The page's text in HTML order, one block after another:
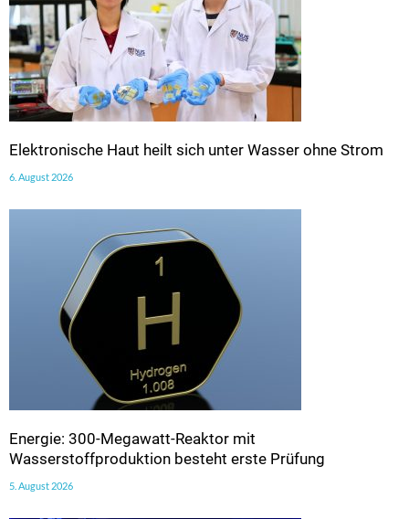
Elektronische Haut heilt sich unter Wasser ohne Strom
6. August 2026
Energie: 300-Megawatt-Reaktor mit
Wasserstoffproduktion besteht erste Prüfung
5. August 2026